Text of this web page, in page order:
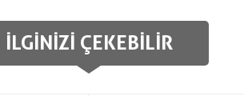
İLGINIZI ÇEKEBILIR